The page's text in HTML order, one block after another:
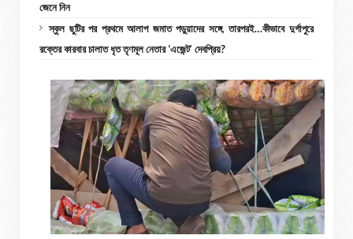
জেনে নিন
স্কুল ছুটির পর প্রথমে আলাপ জমাত পড়ুয়াদের সঙ্গে, তারপরই…কীভাবে দুর্গাপুরে
রক্তের কারবার চালাত ধৃত তৃণমূল নেতার ‘এজেন্ট’ দেবপ্রিয়?